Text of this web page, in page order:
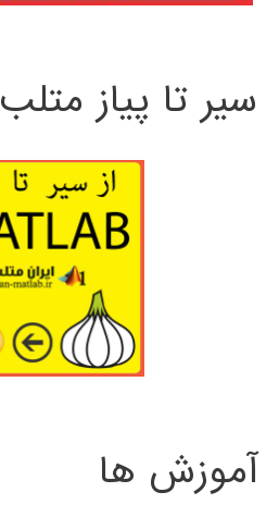
سیر تا پیاز متلب MATLAB
آموزش ها